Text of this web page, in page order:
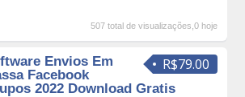
507 total de visualizações,0 hoje
R$79.00
Envios Em
Facebook
2022 Download Gratis